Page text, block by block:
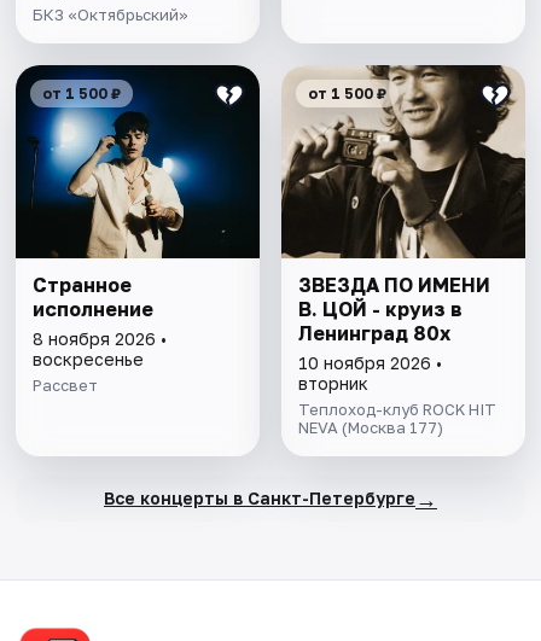
БКЗ «Октябрьский»
от 1 500 ₽
Странное
исполнение
8 ноября 2026 •
воскресенье
Рассвет
от 1 500 ₽
ЗВЕЗДА ПО ИМЕНИ
В. ЦОЙ - круиз в
Ленинград 80х
10 ноября 2026 •
вторник
Теплоход-клуб ROCK HIT
NEVA (Москва 177)
Все концерты в Санкт-Петербурге →